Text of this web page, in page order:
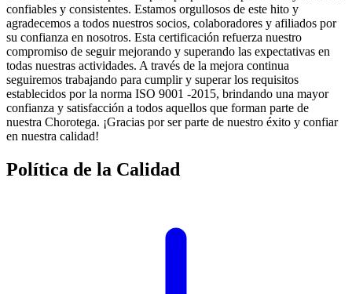
confiables y consistentes. Estamos orgullosos de este hito y
agradecemos a todos nuestros socios, colaboradores y afiliados por
su confianza en nosotros. Esta certificación refuerza nuestro
compromiso de seguir mejorando y superando las expectativas en
todas nuestras actividades. A través de la mejora continua
seguiremos trabajando para cumplir y superar los requisitos
establecidos por la norma ISO 9001 -2015, brindando una mayor
confianza y satisfacción a todos aquellos que forman parte de
nuestra Chorotega. ¡Gracias por ser parte de nuestro éxito y confiar
en nuestra calidad!
Política de la Calidad